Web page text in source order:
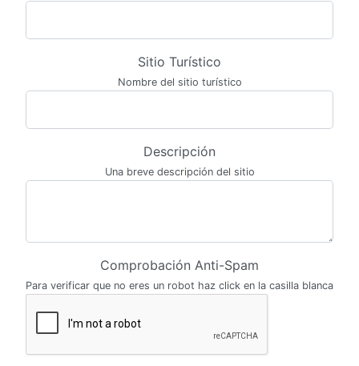
Sitio Turístico
Nombre del sitio turístico
Descripción
Una breve descripción del sitio
Comprobación Anti-Spam
Para verificar que no eres un robot haz click en la casilla blanca